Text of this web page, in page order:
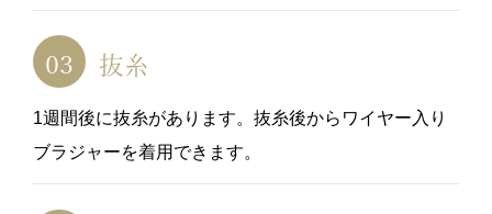
抜糸
1週間後に抜糸があります。抜糸後からワイヤー入り
ブラジャーを着用できます。